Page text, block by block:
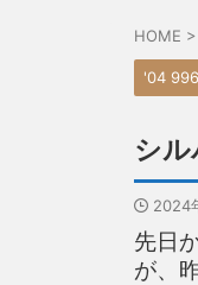
HOME >
'04
シ
2024
先日
が、